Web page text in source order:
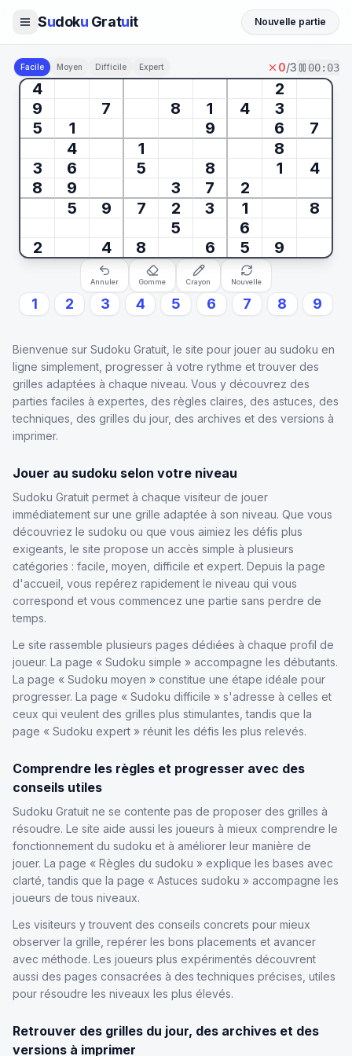
Sudoku Gratuit Nouvelle partie
Facile Moyen Difficile Expert 0/3 00: 04
4
2
9
7 8 1 4
3
5
1 9 6
7
4
1
8
3
6 5 8 1
4
8
9 3 7
2
5
9 7 2 3 1
8
5
6
2
4 8 6 5 9
Annuler Gomme Crayon Nouvelle
1 2 3 4 5 6 7 8 9
Bienvenue sur Sudoku Gratuit, le site pour jouer au sudoku en
ligne simplement, progresser à votre rythme et trouver des
grilles adaptées à chaque niveau. Vous y découvrez des
parties faciles à expertes, des règles claires, des astuces, des
techniques, des grilles du jour, des archives et des versions à
imprimer.
Jouer au sudoku selon votre niveau
Sudoku Gratuit permet à chaque visiteur de jouer
immédiatement sur une grille adaptée à son niveau. Que vous
découvriez le sudoku ou que vous aimiez les défis plus
exigeants, le site propose un accès simple à plusieurs
catégories : facile, moyen, difficile et expert. Depuis la page
d'accueil, vous repérez rapidement le niveau qui vous
correspond et vous commencez une partie sans perdre de
temps.
Le site rassemble plusieurs pages dédiées à chaque profil de
joueur. La page « Sudoku simple » accompagne les débutants.
La page « Sudoku moyen » constitue une étape idéale pour
progresser. La page « Sudoku difficile » s'adresse à celles et
ceux qui veulent des grilles plus stimulantes, tandis que la
page « Sudoku expert » réunit les défis les plus relevés.
Comprendre les règles et progresser avec des
conseils utiles
Sudoku Gratuit ne se contente pas de proposer des grilles à
résoudre. Le site aide aussi les joueurs à mieux comprendre le
fonctionnement du sudoku et à améliorer leur manière de
jouer. La page « Règles du sudoku » explique les bases avec
clarté, tandis que la page « Astuces sudoku » accompagne les
joueurs de tous niveaux.
Les visiteurs y trouvent des conseils concrets pour mieux
observer la grille, repérer les bons placements et avancer
avec méthode. Les joueurs plus expérimentés découvrent
aussi des pages consacrées à des techniques précises, utiles
pour résoudre les niveaux les plus élevés.
Retrouver des grilles du jour, des archives et des
versions à imprimer